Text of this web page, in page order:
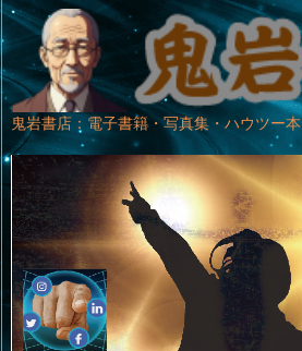
鬼岩書店：電子書籍・写真集・ハウツー本